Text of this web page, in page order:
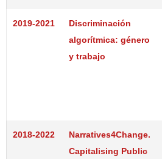
2019-2021
Discriminación
algorítmica: género
y trabajo
2018-2022
Narratives4Change.
Capitalising Public